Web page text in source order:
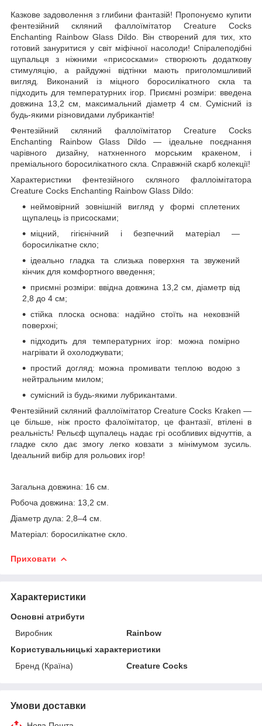
Казкове задоволення з глибини фантазій! Пропонуємо купити
фентезійний скляний фаллоїмітатор Creature Cocks
Enchanting Rainbow Glass Dildo. Він створений для тих, хто
готовий зануритися у світ міфічної насолоди! Спіралеподібні
щупальця з ніжними «присосками» створюють додаткову
стимуляцію, а райдужні відтінки мають приголомшливий
вигляд. Виконаний із міцного боросилікатного скла та
підходить для температурних ігор. Приємні розміри: введена
довжина 13,2 см, максимальний діаметр 4 см. Сумісний із
будь-якими різновидами лубрикантів!
Фентезійний скляний фаллоїмітатор Creature Cocks
Enchanting Rainbow Glass Dildo — ідеальне поєднання
чарівного дизайну, натхненного морським кракеном, і
преміального боросилікатного скла. Справжній скарб колекції!
Характеристики фентезійного скляного фаллоімітатора
Creature Cocks Enchanting Rainbow Glass Dildo:
неймовірний зовнішній вигляд у формі сплетених
щупалець із присосками;
міцний, гігієнічний і безпечний матеріал —
боросилікатне скло;
ідеально гладка та слизька поверхня та звужений
кінчик для комфортного введення;
приємні розміри: ввідна довжина 13,2 см, діаметр від
2,8 до 4 см;
стійка плоска основа: надійно стоїть на нековзній
поверхні;
підходить для температурних ігор: можна помірно
нагрівати й охолоджувати;
простий догляд: можна промивати теплою водою з
нейтральним милом;
сумісний із будь-якими лубрикантами.
Фентезійний скляний фаллоїмітатор Creature Cocks Kraken —
це більше, ніж просто фалоїмітатор, це фантазії, втілені в
реальність! Рельєф щупалець надає грі особливих відчуттів, а
гладке скло дає змогу легко ковзати з мінімумом зусиль.
Ідеальний вибір для рольових ігор!
Загальна довжина: 16 см.
Робоча довжина: 13,2 см.
Діаметр дула: 2,8–4 см.
Матеріал: боросилікатне скло.
Приховати
Характеристики
Основні атрибути
Виробник
Rainbow
Користувальницькі характеристики
Бренд (Країна)
Creature Cocks
Умови доставки